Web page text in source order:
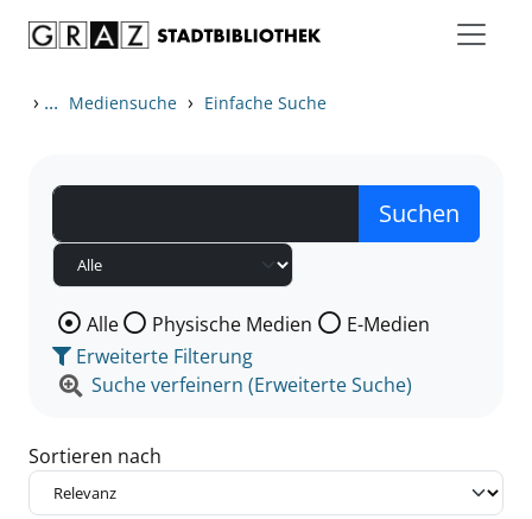
› ... Mediensuche › Einfache Suche
Wählen Sie die Medienart nach der Sie suchen wollen.
Alle Physische Medien
E-Medien
Erweiterte Filterung
Suche verfeinern (Erweiterte Suche)
Sortieren nach